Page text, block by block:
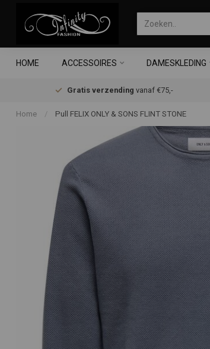
HOME ACCESSOIRES DAMESKLEDING
Gratis verzending vanaf €75,-
Home / Pull FELIX ONLY & SONS FLINT STONE